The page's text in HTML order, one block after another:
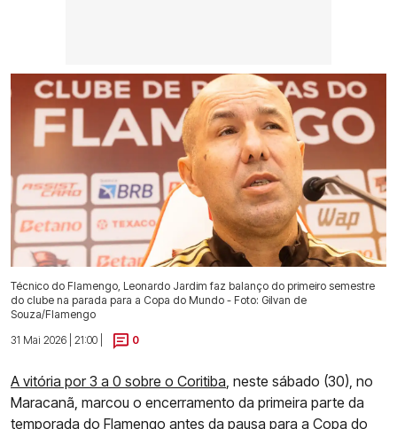
Técnico do Flamengo, Leonardo Jardim faz balanço do primeiro semestre
do clube na parada para a Copa do Mundo - Foto: Gilvan de
Souza/Flamengo
31 Mai 2026 | 21:00 |
0
A vitória por 3 a 0 sobre o Coritiba , neste sábado (30), no
Maracanã, marcou o encerramento da primeira parte da
temporada do Flamengo antes da pausa para a Copa do